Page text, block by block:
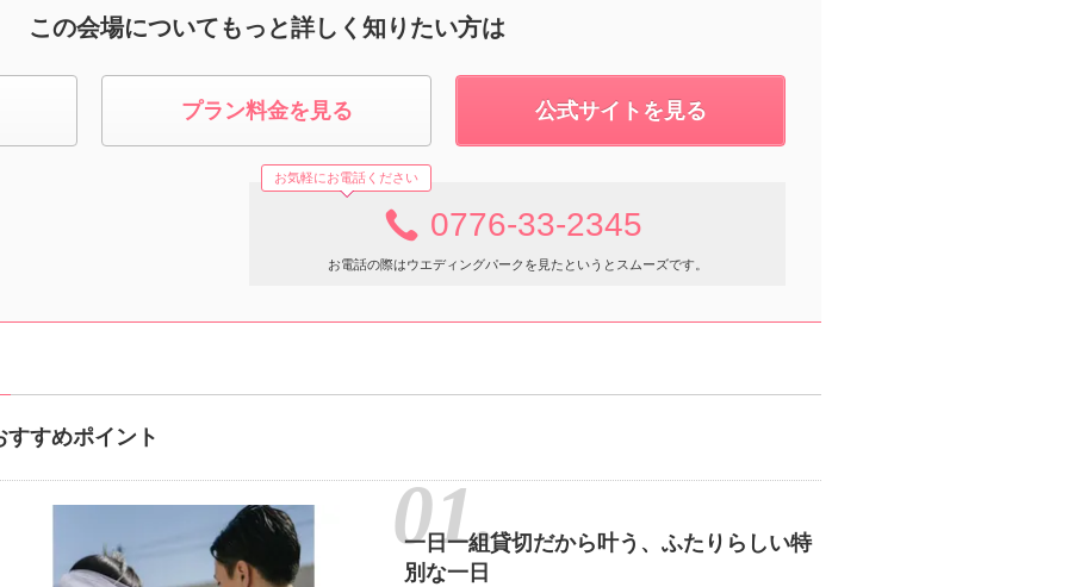
この会場についてもっと詳しく知りたい方は
プラン料金を見る 公式サイトを見る
0776-33-2345
お電話の際はウエディングパークを見たというとスムーズです。
お気軽にお電話ください
すすめポイント
一日一組貸切だから叶う、ふたりらしい特
別な一日